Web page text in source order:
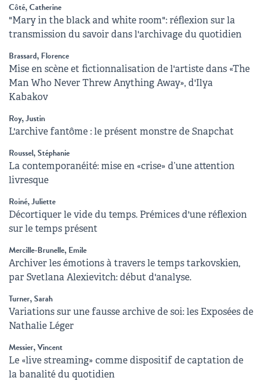
Côté, Catherine
"Mary in the black and white room": réflexion sur la
transmission du savoir dans l'archivage du quotidien
Brassard, Florence
Mise en scène et fictionnalisation de l'artiste dans «The
Man Who Never Threw Anything Away», d'Ilya
Kabakov
Roy, Justin
L'archive fantôme : le présent monstre de Snapchat
Roussel, Stéphanie
La contemporanéité: mise en «crise» d’une attention
livresque
Roiné, Juliette
Décortiquer le vide du temps. Prémices d'une réflexion
sur le temps présent
Mercille-Brunelle, Emile
Archiver les émotions à travers le temps tarkovskien,
par Svetlana Alexievitch: début d'analyse.
Turner, Sarah
Variations sur une fausse archive de soi: les Exposées de
Nathalie Léger
Messier, Vincent
Le «live streaming» comme dispositif de captation de
la banalité du quotidien